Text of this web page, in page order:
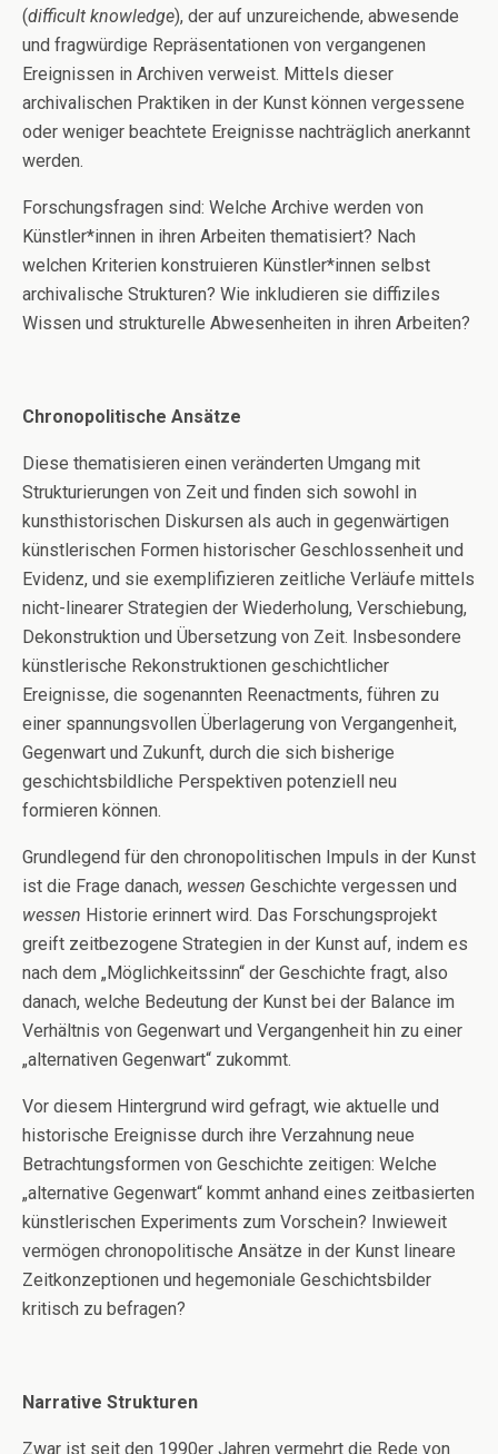
(difficult knowledge), der auf unzureichende, abwesende
und fragwürdige Repräsentationen von vergangenen
Ereignissen in Archiven verweist. Mittels dieser
archivalischen Praktiken in der Kunst können vergessene
oder weniger beachtete Ereignisse nachträglich anerkannt
werden.
Forschungsfragen sind: Welche Archive werden von
Künstler*innen in ihren Arbeiten thematisiert? Nach
welchen Kriterien konstruieren Künstler*innen selbst
archivalische Strukturen? Wie inkludieren sie diffiziles
Wissen und strukturelle Abwesenheiten in ihren Arbeiten?
Chronopolitische Ansätze
Diese thematisieren einen veränderten Umgang mit
Strukturierungen von Zeit und finden sich sowohl in
kunsthistorischen Diskursen als auch in gegenwärtigen
künstlerischen Formen historischer Geschlossenheit und
Evidenz, und sie exemplifizieren zeitliche Verläufe mittels
nicht-linearer Strategien der Wiederholung, Verschiebung,
Dekonstruktion und Übersetzung von Zeit. Insbesondere
künstlerische Rekonstruktionen geschichtlicher
Ereignisse, die sogenannten Reenactments, führen zu
einer spannungsvollen Überlagerung von Vergangenheit,
Gegenwart und Zukunft, durch die sich bisherige
geschichtsbildliche Perspektiven potenziell neu
formieren können.
Grundlegend für den chronopolitischen Impuls in der Kunst
ist die Frage danach, wessen Geschichte vergessen und
wessen Historie erinnert wird. Das Forschungsprojekt
greift zeitbezogene Strategien in der Kunst auf, indem es
nach dem „Möglichkeitssinn“ der Geschichte fragt, also
danach, welche Bedeutung der Kunst bei der Balance im
Verhältnis von Gegenwart und Vergangenheit hin zu einer
„alternativen Gegenwart“ zukommt.
Vor diesem Hintergrund wird gefragt, wie aktuelle und
historische Ereignisse durch ihre Verzahnung neue
Betrachtungsformen von Geschichte zeitigen: Welche
„alternative Gegenwart“ kommt anhand eines zeitbasierten
künstlerischen Experiments zum Vorschein? Inwieweit
vermögen chronopolitische Ansätze in der Kunst lineare
Zeitkonzeptionen und hegemoniale Geschichtsbilder
kritisch zu befragen?
Narrative Strukturen
Zwar ist seit den 1990er Jahren vermehrt die Rede von